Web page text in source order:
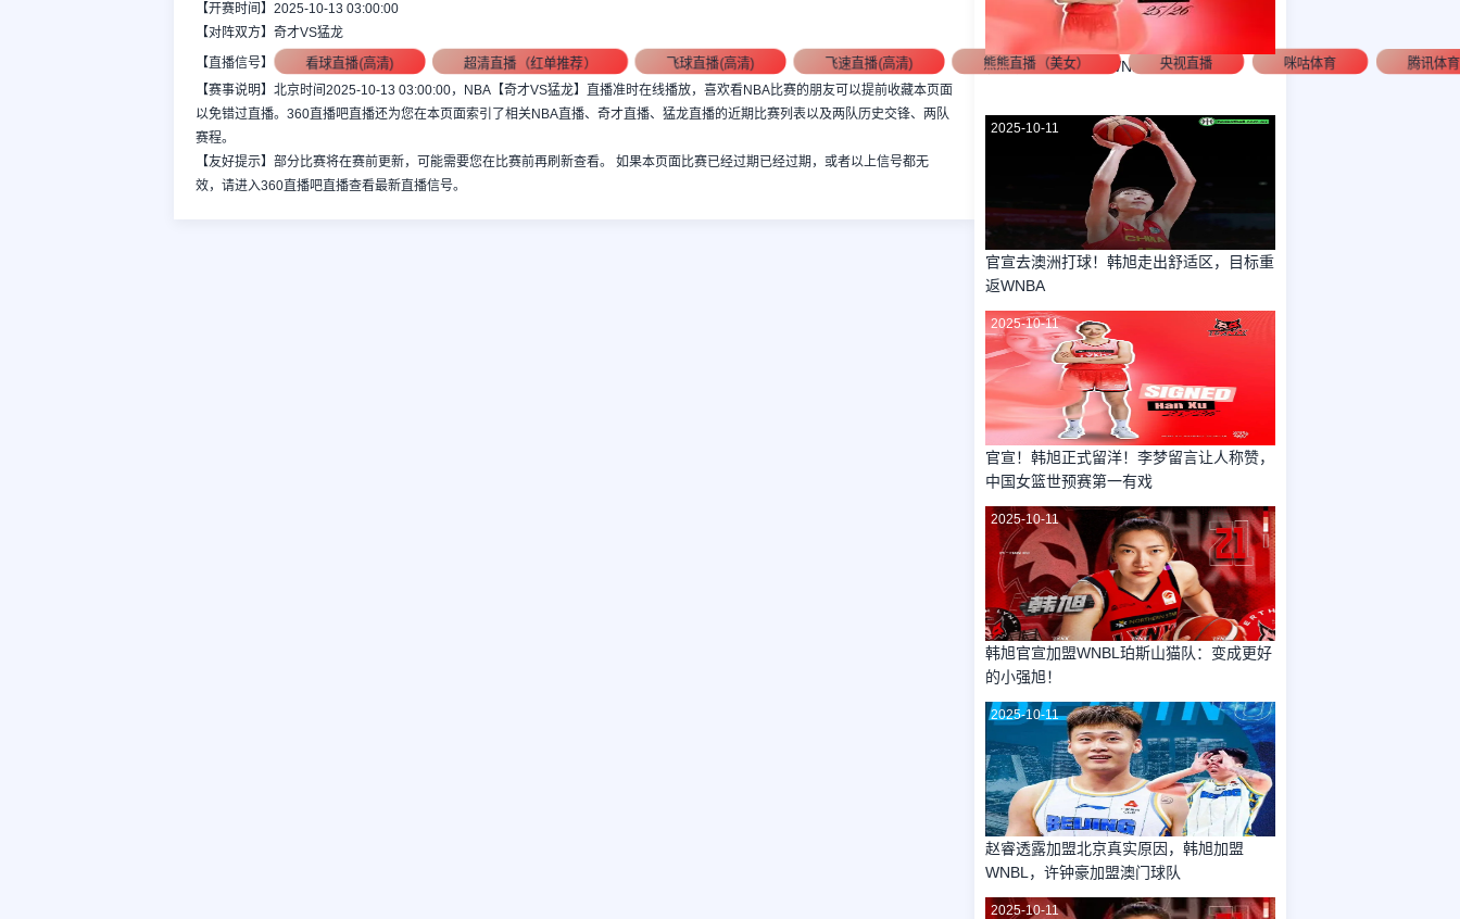
【开赛时间】2025-10-13 03:00:00
【对阵双方】奇才VS猛龙
【直播信号】
看球直播(高清) 超清直播（红单推荐） 飞球直播(高清) 飞速直播(高清) 熊熊直播（美女） 央视直播 咪咕体育 腾讯体育
【赛事说明】北京时间2025-10-13 03:00:00，NBA【奇才VS猛龙】直播准时在线播放，喜欢看NBA比赛的朋友可以提前收藏本页面
以免错过直播。360直播吧直播还为您在本页面索引了相关NBA直播、奇才直播、猛龙直播的近期比赛列表以及两队历史交锋、两队
赛程。
【友好提示】部分比赛将在赛前更新，可能需要您在比赛前再刷新查看。 如果本页面比赛已经过期已经过期，或者以上信号都无
效，请进入360直播吧直播查看最新直播信号。
韩旭加盟澳大利亚WNBL珀斯山猫队
2025-10-11
官宣去澳洲打球！韩旭走出舒适区，目标重
返WNBA
2025-10-11
官宣！韩旭正式留洋！李梦留言让人称赞，
中国女篮世预赛第一有戏
2025-10-11
韩旭官宣加盟WNBL珀斯山猫队：变成更好
的小强旭！
2025-10-11
赵睿透露加盟北京真实原因，韩旭加盟
WNBL，许钟豪加盟澳门球队
2025-10-11